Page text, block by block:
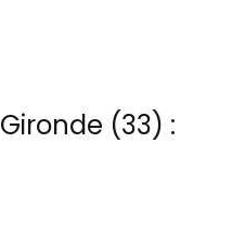
(33) :